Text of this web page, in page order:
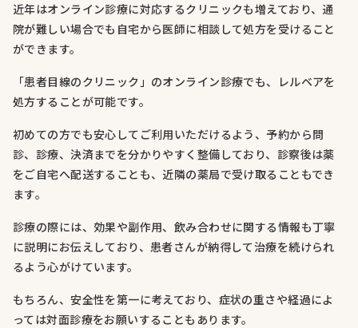
近年はオンライン診療に対応するクリニックも増えており、通
院が難しい場合でも自宅から医師に相談して処方を受けること
ができます。
「患者目線のクリニック」のオンライン診療でも、レルベアを
処方することが可能です。
初めての方でも安心してご利用いただけるよう、予約から問
診、診療、決済までを分かりやすく整備しており、診察後は薬
をご自宅へ配送することも、近隣の薬局で受け取ることもでき
ます。
診療の際には、効果や副作用、飲み合わせに関する情報も丁寧
に説明にお伝えしており、患者さんが納得して治療を続けられ
るよう心がけています。
もちろん、安全性を第一に考えており、症状の重さや経過によ
っては対面診療をお願いすることもあります。